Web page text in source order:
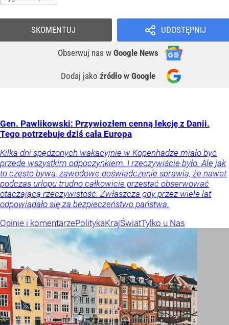
UDOSTĘPNIJ
Obserwuj nas w Google News
Dodaj jako źródło w Google
SKOMENTUJ
Gen. Pawlikowski: Przywiozłem cenną lekcję z Danii.
Tego potrzebuje dziś cała Europa
Kilka dni spędzonych wakacyjnie w Kopenhadze miało być
przede wszystkim odpoczynkiem. I rzeczywiście było. Ale jak
to często bywa, zawodowe doświadczenie sprawia, że nawet
podczas urlopu trudno całkowicie przestać obserwować
otaczającą rzeczywistość. Zwłaszcza gdy przez wiele lat
odpowiadało się za bezpieczeństwo państwa.
Opinie i komentarzePolitykaKrajŚwiatTylko u Nas